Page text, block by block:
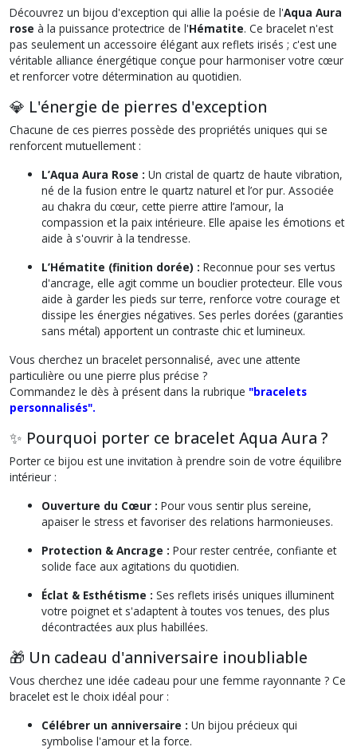
Découvrez un bijou d'exception qui allie la poésie de l'Aqua Aura
rose à la puissance protectrice de l'Hématite. Ce bracelet n'est
pas seulement un accessoire élégant aux reflets irisés ; c'est une
véritable alliance énergétique conçue pour harmoniser votre cœur
et renforcer votre détermination au quotidien.
💎 L'énergie de pierres d'exception
Chacune de ces pierres possède des propriétés uniques qui se
renforcent mutuellement :
L’Aqua Aura Rose : Un cristal de quartz de haute vibration,
né de la fusion entre le quartz naturel et l’or pur. Associée
au chakra du cœur, cette pierre attire l’amour, la
compassion et la paix intérieure. Elle apaise les émotions et
aide à s'ouvrir à la tendresse.
L’Hématite (finition dorée) : Reconnue pour ses vertus
d'ancrage, elle agit comme un bouclier protecteur. Elle vous
aide à garder les pieds sur terre, renforce votre courage et
dissipe les énergies négatives. Ses perles dorées (garanties
sans métal) apportent un contraste chic et lumineux.
Vous cherchez un bracelet personnalisé, avec une attente
particulière ou une pierre plus précise ?
Commandez le dès à présent dans la rubrique "bracelets
personnalisés".
✨ Pourquoi porter ce bracelet Aqua Aura ?
Porter ce bijou est une invitation à prendre soin de votre équilibre
intérieur :
Ouverture du Cœur : Pour vous sentir plus sereine,
apaiser le stress et favoriser des relations harmonieuses.
Protection & Ancrage : Pour rester centrée, confiante et
solide face aux agitations du quotidien.
Éclat & Esthétisme : Ses reflets irisés uniques illuminent
votre poignet et s'adaptent à toutes vos tenues, des plus
décontractées aux plus habillées.
🎁 Un cadeau d'anniversaire inoubliable
Vous cherchez une idée cadeau pour une femme rayonnante ? Ce
bracelet est le choix idéal pour :
Célébrer un anniversaire : Un bijou précieux qui
symbolise l'amour et la force.